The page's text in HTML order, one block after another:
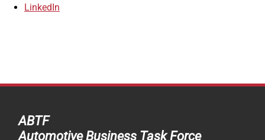
LinkedIn
ABTF
Automotive Business Task Force